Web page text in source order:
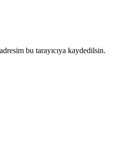
bu tarayıcıya kaydedilsin.